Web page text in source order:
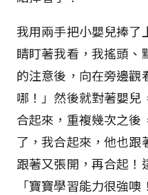
我用兩手把小嬰兒捧了
睛盯著我看，我搖頭、
的注意後，向在旁邊觀
哪！」然後就對著嬰兒
合起來，重複幾次之後
了，我合起來，他也跟
跟著又張開，再合起！
「寶寶學習能力很強